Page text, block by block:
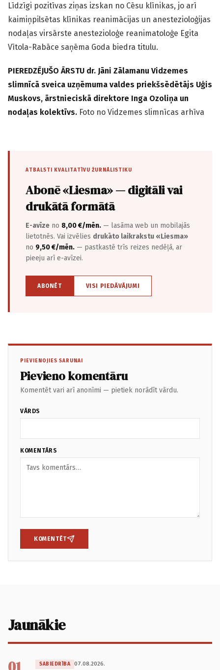
Līdzīgi pozitīvas ziņas izskan no Cēsu klīnikas, jo arī
kaimiņpilsētas klīnikas reanimācijas un anestezioloģijas
nodaļas virsārste anestezioloģe reanimatoloģe Egita
Vītola-Rabāce saņēma Goda biedra titulu.
PIEREDZĒJUŠO ĀRSTU dr. Jāni Zālamanu Vidzemes
slimnīcā sveica uzņēmuma valdes priekšsēdētājs Uģis
Muskovs, ārstnieciskā direktore Inga Ozoliņa un
nodaļas kolektīvs. Foto no Vidzemes slimnīcas arhīva
ATBALSTI KVALITATĪVU ŽURNĀLISTIKU
Abonē «Liesma» — digitāli vai
drukātā formātā
E-avīze no 8,00 €/mēn. — lasāma web un mobilajās
lietotnēs. Vai izvēlies drukāto laikrakstu «Liesma»
no 9,50 €/mēn. — pastkastē trīs reizes nedēļā, ar
pieeju arī e-avīzei.
ABONĒT VISI PIEDĀVĀJUMI
PIEVIENOJIES SARUNAI
Pievieno komentāru
Komentēt vari arī anonīmi — pietiek norādīt vārdu.
VĀRDS
KOMENTĀRS
KOMENTĒT
Jaunākie
SABIEDRĪBA 07.08.2026.